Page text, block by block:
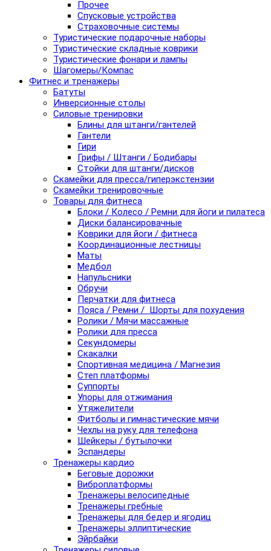
Прочее
Спусковые устройства
Страховочные системы
Туристические подарочные наборы
Туристические складные коврики
Туристические фонари и лампы
Шагомеры/Компас
Фитнес и тренажеры
Батуты
Инверсионные столы
Силовые тренировки
Блины для штанги/гантелей
Гантели
Гири
Грифы / Штанги / Бодибары
Стойки для штанги/дисков
Скамейки для пресса/гиперэкстензии
Скамейки тренировочные
Товары для фитнеса
Блоки / Колесо / Ремни для йоги и пилатеса
Диски балансировачные
Коврики для йоги / фитнеса
Координационные лестницы
Маты
Медбол
Напульсники
Обручи
Перчатки для фитнеса
Пояса / Ремни / Шорты для похудения
Ролики / Мячи массажные
Ролики для пресса
Секундомеры
Скакалки
Спортивная медицина / Магнезия
Степ платформы
Суппорты
Упоры для отжимания
Утяжелители
Фитболы и гимнастические мячи
Чехлы на руку для телефона
Шейкеры / бутылочки
Эспандеры
Тренажеры кардио
Беговые дорожки
Виброплатформы
Тренажеры велосипедные
Тренажеры гребные
Тренажеры для бедер и ягодиц
Тренажеры эллиптические
Эйрбайки